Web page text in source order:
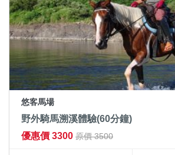
悠客馬場
野外騎馬溯溪體驗(60分鐘)
優惠價 3300 原價 3500